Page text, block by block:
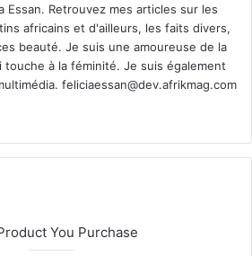
Essan. Retrouvez mes articles sur les
africains et d'ailleurs, les faits divers,
beauté. Je suis une amoureuse de la
à la féminité. Je suis également
feliciaessan@dev.afrikmag.com
te
You Purchase